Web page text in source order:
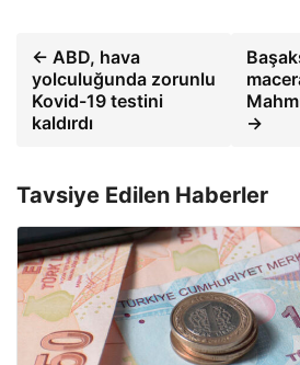
← ABD, hava
yolculuğunda zorunlu
Kovid-19 testini
kaldırdı
→
Tavsiye Edilen Haberler